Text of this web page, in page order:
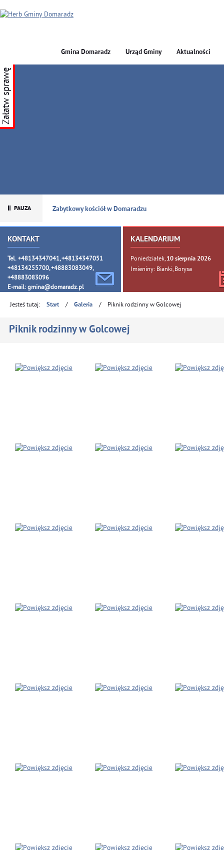
GMINA DOMARADZ
Gmina Domaradz Urząd Gminy Aktualności
Zabytkowy kościół w Domaradzu
KONTAKT
Tel. +48134347041, +48134347051
+48134255700, +48883083049,
+48883083096
E-mail: gmina@domaradz.pl
KALENDARIUM
Poniedziałek, 10sierpnia 2026
Imieniny: Bianki, Borysa
Załatw sprawę
Jesteś tutaj: Start / Galeria / Piknik rodzinny w Golcowej
Piknik rodzinny w Golcowej